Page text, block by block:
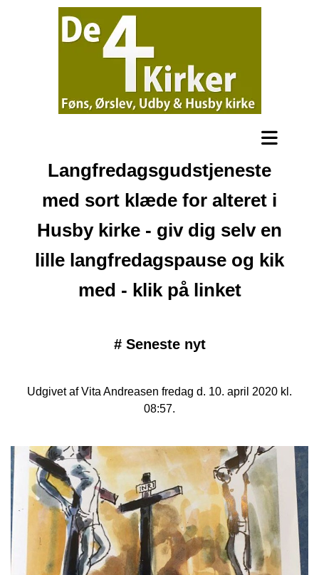
Langfredagsgudstjeneste
med sort klæde for alteret i
Husby kirke - giv dig selv en
lille langfredagspause og kik
med - klik på linket
# Seneste nyt
Udgivet af Vita Andreasen fredag d. 10. april 2020 kl.
08:57.